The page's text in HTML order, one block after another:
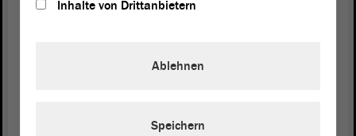
Sven Schulze (Minister für Wirtschaft, Tourismus,
Ich verstehe das total schlecht.
Inhalte von Drittanbietern
Ablehnen
Speichern